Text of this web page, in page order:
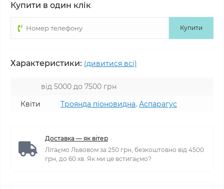
Купити в один клік
Купити
Характеристики: (дивитися всі)
від 5000 до 7500 грн
Квіти
Троянда піоновидна, Аспарагус
Доставка — як вітер
Літаємо Львовом за 250 грн, безкоштовно від 4500
грн, до 60 хв. Як ми це встигаємо?